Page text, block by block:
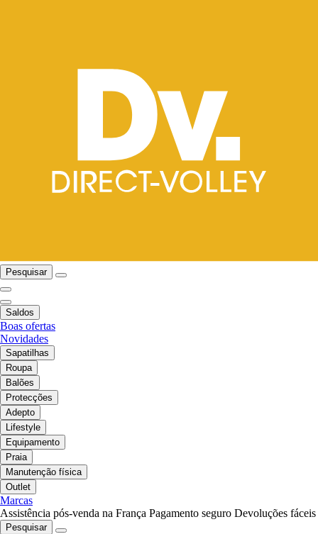
Pesquisar
Saldos
Boas ofertas
Novidades
Sapatilhas
Roupa
Balões
Protecções
Adepto
Lifestyle
Equipamento
Praia
Manutenção física
Outlet
Marcas
Assistência pós-venda na França Pagamento seguro Devoluções fáceis
Pesquisar